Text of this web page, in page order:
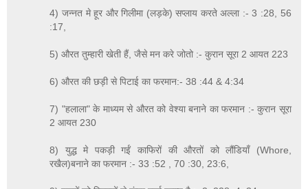
4) जन्नत मे हूर और गिलीमा (लड़के) सप्लाय करते अल्ला :- 3 :28, 56
:17,
5) औरत तुम्हारी खेती हैं, जैसे मन करे जोतो :- कुरान सूरा 2 आयत 223
6) औरत की छड़ी से पिटाई का फरमान:- 38 :44 & 4:34
7) "हलाला" के माध्यम से औरत को वेश्या बनाने का फरमान :- कुरान सूरा
2 आयत 230
8) युद्ध मे पकड़ी गईं काफिरों की औरतों को लौंडियाँ (Whore,
रखैल)बनाने का फरमान :- 33 :52 , 70 :30, 23:6,